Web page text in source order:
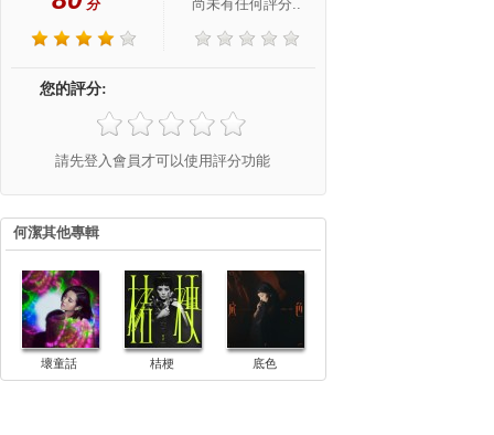
分 尚未有任何評分..
您的評分:
請先登入會員才可以使用評分功能
何潔其他專輯
壞童話 桔梗 底色